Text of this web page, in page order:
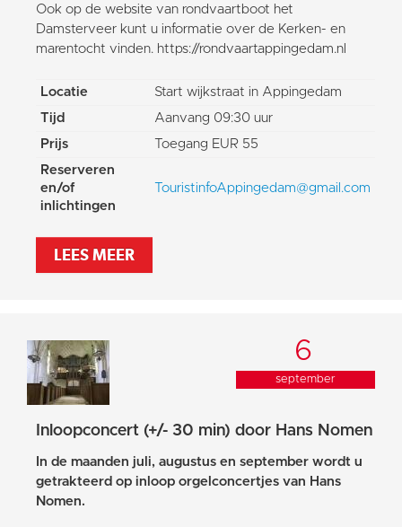
Ook op de website van rondvaartboot het
Damsterveer kunt u informatie over de Kerken- en
marentocht vinden. https://rondvaartappingedam.nl
Locatie
Start wijkstraat in Appingedam
Tijd
Aanvang 09:30 uur
Prijs
Toegang EUR 55
Reserveren
en/of
inlichtingen
TouristinfoAppingedam@gmail.com
LEES MEER
6
september
Inloopconcert (+/- 30 min) door Hans Nomen
In de maanden juli, augustus en september wordt u
getrakteerd op inloop orgelconcertjes van Hans
Nomen.